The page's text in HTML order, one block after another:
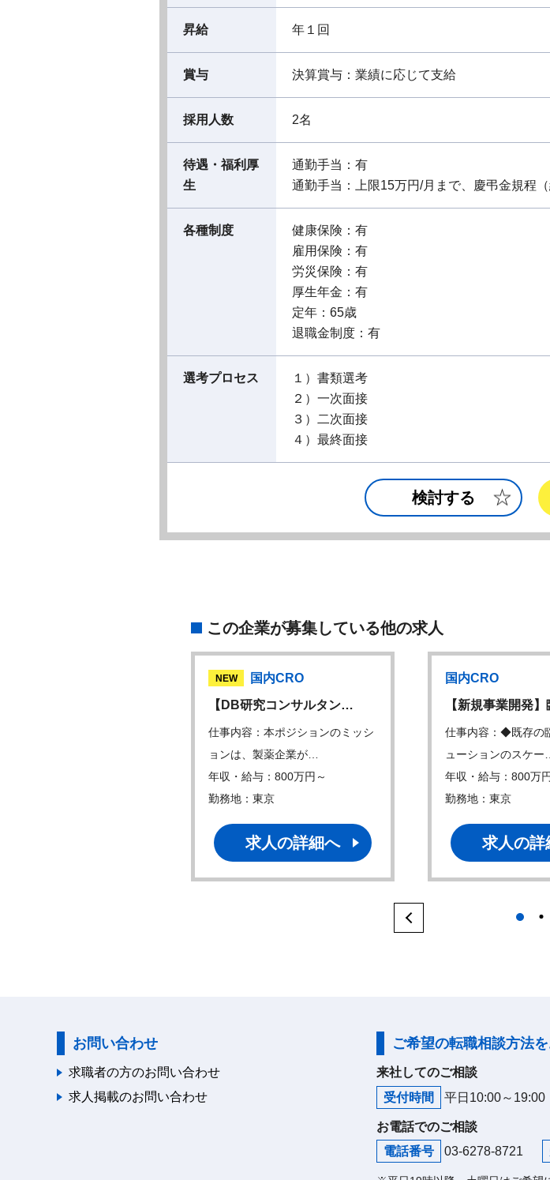
昇給 年１回
賞与 決算賞与：業績に応じて支給
採用人数 2名
待遇・福利厚
生
通勤手当：有
通勤手当：上限15万円/月まで、慶弔金規程
各種制度
健康保険：有
雇用保険：有
労災保険：有
厚生年金：有
定年：65歳
退職金制度：有
選考プロセス
１）書類選考
２）一次面接
３）二次面接
４）最終面接
検討する
この企業が募集している他の求人
NEW
国内CRO
【DB研究コンサルタン…
仕事内容：本ポジションのミッシ
ョンは、製薬企業が…
年収・給与：800万円～
勤務地：東京
求人の詳細へ
国内CRO
【新規事業開発
仕事内容：◆既存の
ューションのスケー…
年収・給与：800万
勤務地：東京
求人の詳
1
お問い合わせ
求職者の方のお問い合わせ
求人掲載のお問い合わせ
ご希望の転職相談方法
来社してのご相談
受付時間
平日10:00～19:00
お電話でのご相談
電話番号
03-6278-8721